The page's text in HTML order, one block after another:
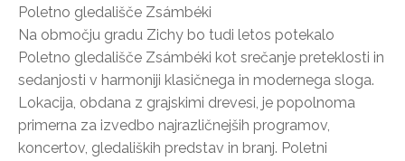
Poletno gledališče Zsámbéki
Na območju gradu Zichy bo tudi letos potekalo
Poletno gledališče Zsámbéki kot srečanje preteklosti in
sedanjosti v harmoniji klasičnega in modernega sloga.
Lokacija, obdana z grajskimi drevesi, je popolnoma
primerna za izvedbo najrazličnejših programov,
koncertov, gledaliških predstav in branj. Poletni